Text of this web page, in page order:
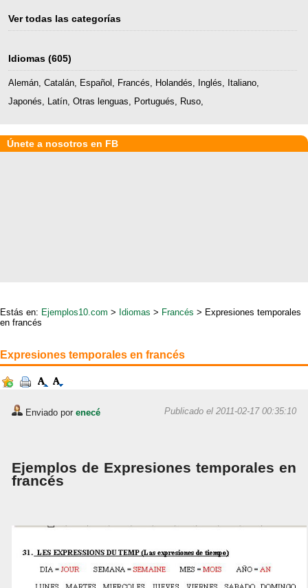
Ver todas las categorías
Idiomas (605)
Alemán, Catalán, Español , Francés, Holandés, Inglés, Italiano,
Japonés, Latín, Otras lenguas, Portugués, Ruso,
Únete a nosotros en FB
Estás en: Ejemplos10.com > Idiomas > Francés > Expresiones temporales
en francés
Expresiones temporales en francés
Enviado por enecé Publicado el 2011-02-17 00:35:10
Ejemplos de Expresiones temporales en
francés